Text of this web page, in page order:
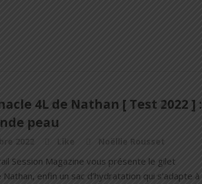
4L de Nathan [ Test 2022 ] :
peau
2022 Like Noëllie Rousset
Session Magazine vous présente le gilet
Nathan, enfin un sac d’hydratation qui s’adapte à